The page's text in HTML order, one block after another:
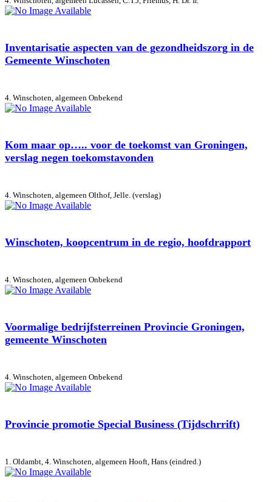
Inventarisatie aspecten van de gezondheidszorg in de
Gemeente Winschoten
4. Winschoten, algemeen Onbekend
Kom maar op….. voor de toekomst van Groningen,
verslag negen toekomstavonden
4. Winschoten, algemeen Olthof, Jelle. (verslag)
Winschoten, koopcentrum in de regio, hoofdrapport
4. Winschoten, algemeen Onbekend
Voormalige bedrijfsterreinen Provincie Groningen,
gemeente Winschoten
4. Winschoten, algemeen Onbekend
Provincie promotie Special Business (Tijdschrrift)
1. Oldambt, 4. Winschoten, algemeen Hooft, Hans (eindred.)